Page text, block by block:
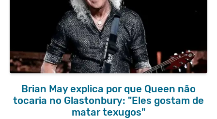
Brian May explica por que Queen não
tocaria no Glastonbury: "Eles gostam de
matar texugos"